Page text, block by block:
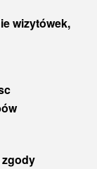
wizytówek,